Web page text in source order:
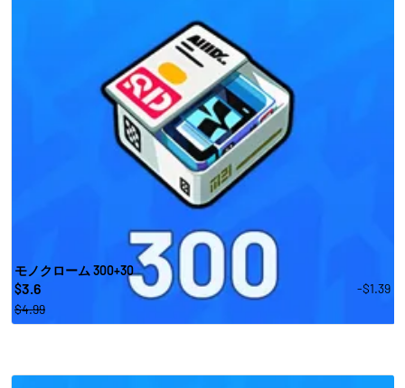
モノクローム 300+30
$3.6
-$1.39
$4.99